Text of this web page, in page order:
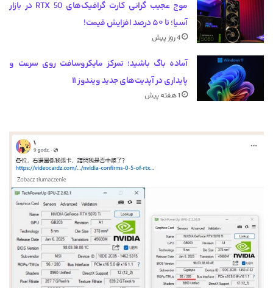
موج عجیب گرانی کارت گرافیک‌های RTX 50 در بازار
آسیا؛ تا ۵۰ درصد افزایش قیمت!
4 روز پیش
آماده باگ باشید؛ تمرکز مایکروسافت روی سرعت و
پایداری در آپدیت‌های جدید ویندوز ۱۱
1 هفته پیش